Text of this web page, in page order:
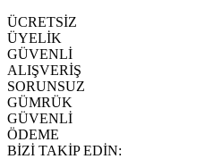
ÜCRETSİZ
ÜYELİK
GÜVENLİ
ALIŞVERİŞ
SORUNSUZ
GÜMRÜK
GÜVENLİ
ÖDEME
BİZİ TAKİP EDİN: